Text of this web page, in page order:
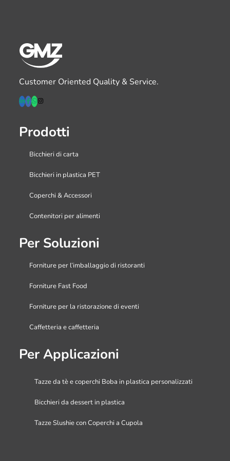
Customer Oriented Quality & Service.
Prodotti
Bicchieri di carta
Bicchieri in plastica PET
Coperchi & Accessori
Contenitori per alimenti
Per Soluzioni
Forniture per l’imballaggio di ristoranti
Forniture Fast Food
Forniture per la ristorazione di eventi
Caffetteria e caffetteria
Per Applicazioni
Tazze da tè e coperchi Boba in plastica personalizzati
Bicchieri da dessert in plastica
Tazze Slushie con Coperchi a Cupola